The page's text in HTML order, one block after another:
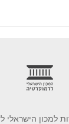
למכון הישראלי